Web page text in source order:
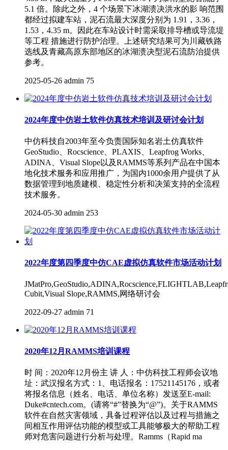
5.1 倍。除此之外，4 个场景下冰湖溃决洪水的影 响范围
都经过拟建车站，泥石流最大深度分别为 1.91，3.36，
1.53，4.35 m。因此在车站设计时需采取排导槽或导流堤
等工程 措施进行防护治理。上述研究结果可为川藏铁路
选线及青藏高原东部地区的冰湖溃决型泥石流防治提供
参考。
2025-05-26 admin 75
2024年度中仿岩土软件仿真技术培训及研讨会计划
中仿科技自2003年至今负责国际知名岩土仿真软件
GeoStudio、Rocscience、PLAXIS、Leapfrog Works、
ADINA、Visual Slope以及RAMMS等系列产品在中国本
地化技术服务和应用推广，为国内1000余用户提供了从
数据管理到地质建模、稳定性分析和决策支持的全流程
技术服务。
2024-05-30 admin 253
2022年度第四季度中仿CAE虚拟仿真软件市场活动计划
Cubit,Visual Slope,RAMMS,网络研讨会
2022-09-27 admin 71
2020年12月RAMMS培训课程
时 间：2020年12月份主 讲 人：中仿科技工程师会议地
址：武汉报名方式：1、电话报名：17521145176，或者
将报名信息（姓名、电话、单位名称）发送至E-mail:
Duke#cntech.com。(请将“#”替换为“@”)。关于RAMMS
软件在自然灾害领域，具备过程评估以及过程与措施之
间相互作用评估功能的模型或工具能够极大的帮助工程
师对危害问题进行分析与处理。Ramms（Rapid ma